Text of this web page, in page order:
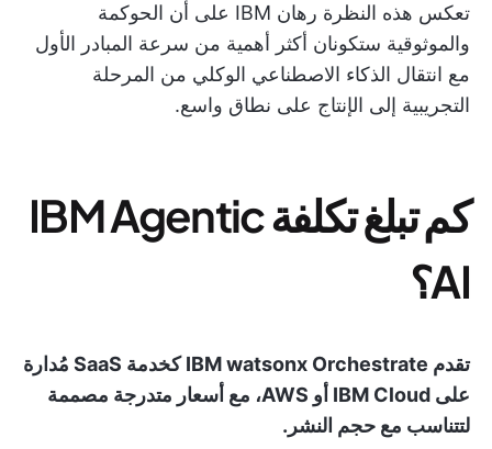
تعكس هذه النظرة رهان IBM على أن الحوكمة
والموثوقية ستكونان أكثر أهمية من سرعة المبادر الأول
مع انتقال الذكاء الاصطناعي الوكلي من المرحلة
التجريبية إلى الإنتاج على نطاق واسع.
كم تبلغ تكلفة IBM Agentic
AI؟
تقدم IBM watsonx Orchestrate كخدمة SaaS مُدارة
على IBM Cloud أو AWS، مع أسعار متدرجة مصممة
لتتناسب مع حجم النشر.